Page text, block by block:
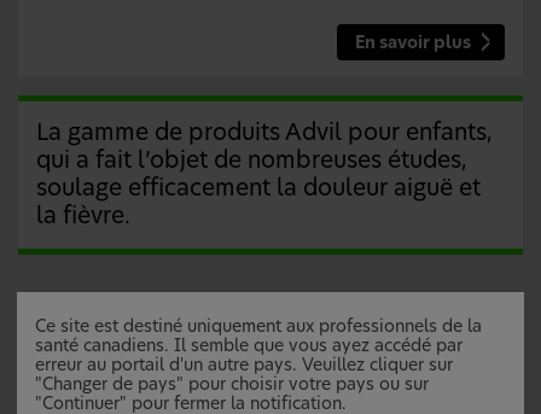
En savoir plus
La gamme de produits Advil pour enfants,
qui a fait l’objet de nombreuses études,
soulage efficacement la douleur aiguë et
la fièvre.
Produits contenant de l’ibuprofène
Ce site est destiné uniquement aux professionnels de la
santé canadiens. Il semble que vous ayez accédé par
erreur au portail d'un autre pays. Veuillez cliquer sur
"Changer de pays" pour choisir votre pays ou sur
"Continuer" pour fermer la notification.